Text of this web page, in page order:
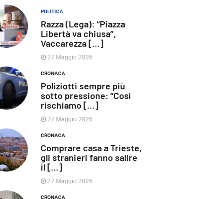
POLITICA
Razza (Lega): “Piazza
Libertà va chiusa”,
Vaccarezza [...]
27 Maggio 2026
CRONACA
Poliziotti sempre più
sotto pressione: “Così
rischiamo [...]
27 Maggio 2026
CRONACA
Comprare casa a Trieste,
gli stranieri fanno salire
il [...]
27 Maggio 2026
CRONACA